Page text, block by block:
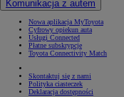
Komunikacja z autem
Nowa aplikacja MyToyota
Cyfrowy opiekun auta
Usługi Connected
Płatne subskrypcje
Toyota Connectivity Match
Skontaktuj się z nami
Polityka ciasteczek
Deklaracja dostępności